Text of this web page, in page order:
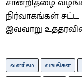
நிர்வாகங்கள் சட்ட
இவ்வாறு
வணிகம் வங்கிகள்